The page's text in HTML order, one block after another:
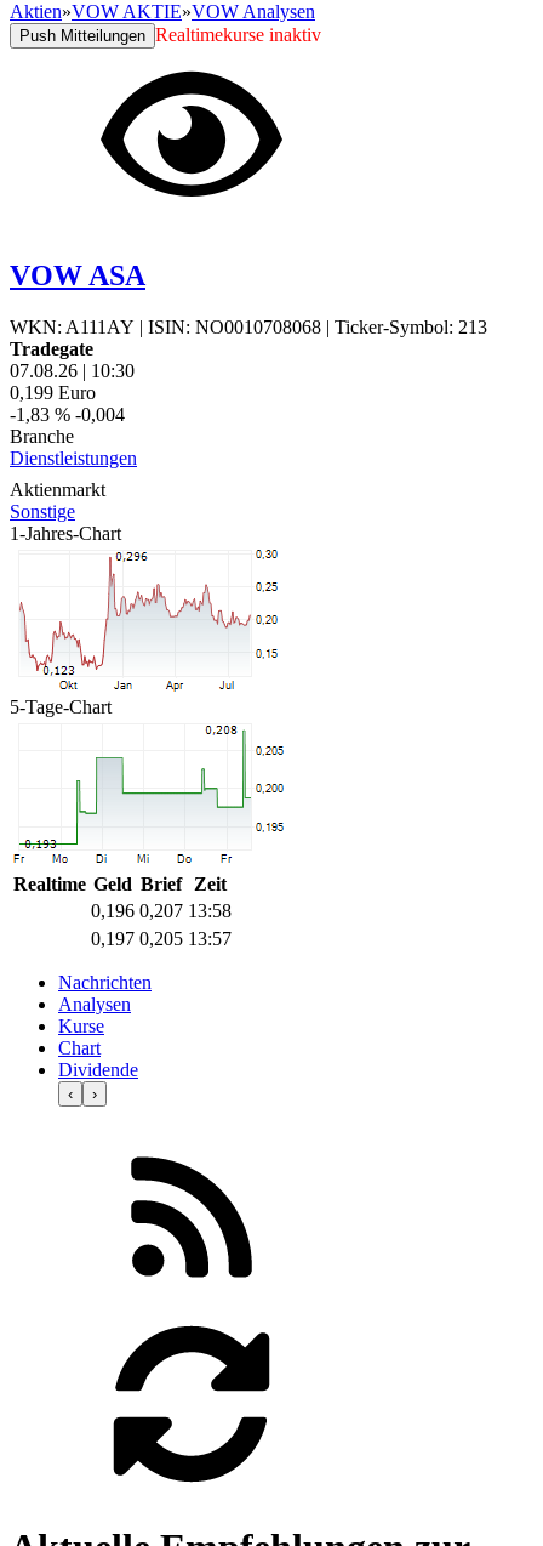
Aktien»VOW AKTIE»VOW Analysen
Push Mitteilungen Realtimekurse inaktiv
VOW ASA
WKN: A111AY | ISIN: NO0010708068 | Ticker-Symbol: 213
Tradegate
07.08.26 | 10:30
0,199 Euro
-1,83 % -0,004
Branche
Dienstleistungen
Aktienmarkt
Sonstige
1-Jahres-Chart
5-Tage-Chart
Realtime Geld Brief
Zeit
0,196 0,207 13:58
0,197 0,205 13:57
Nachrichten
Analysen
Kurse
Chart
Dividende
‹ ›